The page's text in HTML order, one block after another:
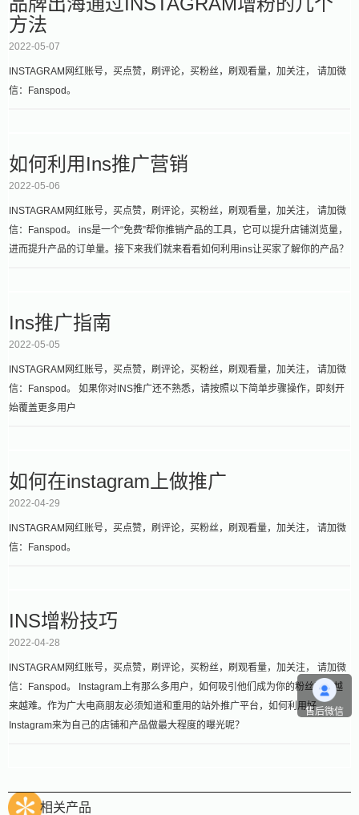
方法
2022-05-07
INSTAGRAM网红账号，买点赞，刷评论，买粉丝，刷观看量，加关注， 请加微
信：Fanspod。
如何利用Ins推广营销
2022-05-06
INSTAGRAM网红账号，买点赞，刷评论，买粉丝，刷观看量，加关注， 请加微
信：Fanspod。 ins是一个“免费”帮你推销产品的工具，它可以提升店铺浏览量，
进而提升产品的订单量。接下来我们就来看看如何利用ins让买家了解你的产品？
Ins推广指南
2022-05-05
INSTAGRAM网红账号，买点赞，刷评论，买粉丝，刷观看量，加关注， 请加微
信：Fanspod。 如果你对INS推广还不熟悉，请按照以下简单步骤操作，即刻开
始覆盖更多用户
如何在instagram上做推广
2022-04-29
INSTAGRAM网红账号，买点赞，刷评论，买粉丝，刷观看量，加关注， 请加微
信：Fanspod。
INS增粉技巧
2022-04-28
INSTAGRAM网红账号，买点赞，刷评论，买粉丝，刷观看量，加关注， 请加微
信：Fanspod。 Instagram上有那么多用户，如何吸引他们成为你的粉丝变得越
来越难。作为广大电商朋友必须知道和重用的站外推广平台，如何利用好
Instagram来为自己的店铺和产品做最大程度的曝光呢？
相关产品
售后微信